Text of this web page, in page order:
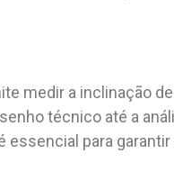
medir a inclinação
técnico até a
para